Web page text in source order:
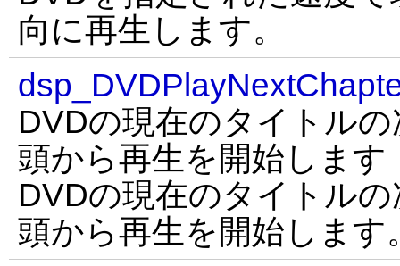
向に再生します。
DVDの現在のタイトル
頭から再生を開始します
DVDの現在のタイトル
頭から再生を開始します